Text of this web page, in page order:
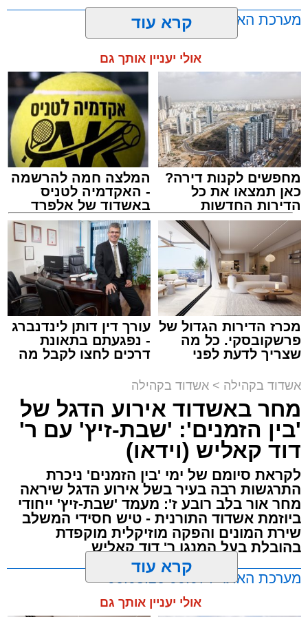
מערכת האתר / 00:23 06.08.26
תגים:אשדוד, בעלזא, הילולא
צילום: א' מיכאלי
לקראת יום הילולא קדישא של הרה"ק רבי אהרון
מבעלזא זצוק"ל, נשא האדמו"ר הגה"צ רבי דוד
חנניה פינטו שליט"א, נשיא ממלכת התורה "אורות
חיים ומשה", דרשה מיוחדת ממקום מושבו שבניו
ג'רזי בארה"ב, שבה עמד על חשיבות ההידבקות
בהקב"ה ובדרכי האמונה.
קרא עוד
אולי יעניין אותך גם
מחפשים לקנות דירה?
כאן תמצאו את כל
הדירות החדשות
למכירה באשדוד >>>
המלצה חמה להרשמה
- האקדמיה לטניס
באשדוד של אלפרד
קריאולנסקי - לילדים
מכרז הדירות הגדול של
פרשקובסקי. כל מה
שצריך לדעת לפני
באשדוד
עורך דין דותן לינדנברג
- נפגעתם בתאונת
דרכים לחצו לקבל מה
אשדוד בקהילה > אשדוד בקהילה
מחר באשדוד אירוע הדגל של
'בין הזמנים': 'שבת-זיץ' עם ר'
דוד קאליש (וידאו)
לקראת סיומם של ימי 'בין הזמנים' ניכרת
התרגשות רבה בעיר בשל אירוע הדגל שיראה
מחר אור בלב רובע ז': מעמד 'שבת-זיץ' ייחודי
ביוזמת אשדוד התורנית - טיש חסידי המשלב
שירת המונים והפקה מוזיקלית מוקפדת
בהובלת בעל המנגן ר' דוד קאליש
מערכת האתר / 00:07 06.08.26
קרא עוד
אולי יעניין אותך גם